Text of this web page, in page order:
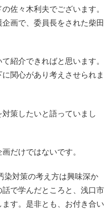
佐々木利夫でございます。
画で、委員長をされた柴田
紹介できればと思います。
関心があり考えさせられま
策したいと語っていまし
だけではないです。
染対策の考え方は興味深か
で学んだところと、浅口市
す。是非とも、お付き合い